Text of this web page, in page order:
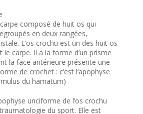
composé de huit os qui
en deux rangées,
L’os crochu est un des huit os
le carpe. Il a la forme d’un prisme
la face antérieure présente une
de crochet : c’est l’apophyse
du hamatum)
unciforme de l’os crochu
du sport. Elle est